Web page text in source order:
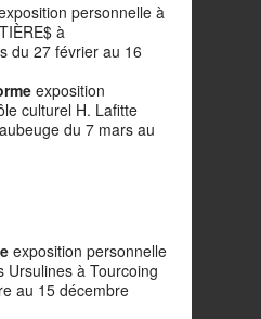
personnelle à
à
du 27 février au 16
exposition
culturel H. Lafitte
du 7 mars au
exposition personnelle
Ursulines à Tourcoing
au 15 décembre